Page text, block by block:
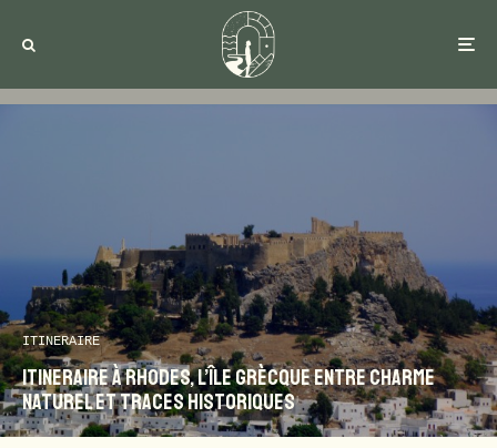
ITINERAIRE
Itineraire à Rhodes, l’île Grècque entre charme
naturel et traces historiques